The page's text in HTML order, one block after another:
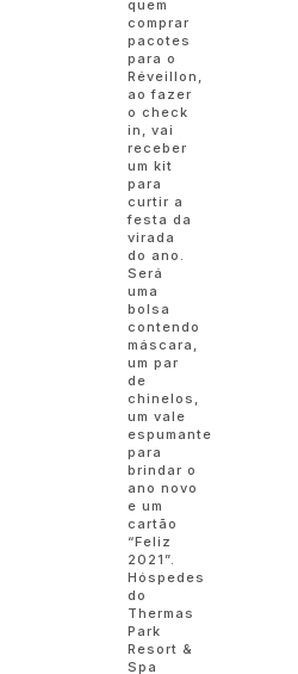
quem
comprar
pacotes
para o
Réveillon,
ao fazer
o check
in, vai
receber
um kit
para
curtir a
festa da
virada
do ano.
Será
uma
bolsa
contendo
máscara,
um par
de
chinelos,
um vale
espumante
para
brindar o
ano novo
e um
cartão
“Feliz
2021”.
Hóspedes
do
Thermas
Park
Resort &
Spa